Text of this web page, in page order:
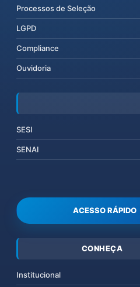
Processos de Seleção
LGPD
Compliance
Ouvidoria
SESI
SENAI
ACESSO RÁPIDO
CONHEÇA
Institucional